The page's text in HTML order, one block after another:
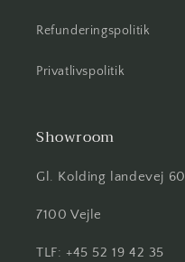
Refunderingspolitik
Privatlivspolitik
Showroom
Gl. Kolding landevej 60
7100 Vejle
TLF: +45 52 19 42 35